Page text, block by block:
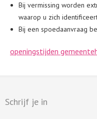
Bij vermissing worden
waarop u zich
Bij een spoedaanvraag
openingstijden
Schrijf je in